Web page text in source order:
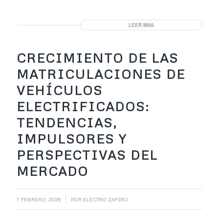
LEER MÁS
CRECIMIENTO DE LAS
MATRICULACIONES DE
VEHÍCULOS
ELECTRIFICADOS:
TENDENCIAS,
IMPULSORES Y
PERSPECTIVAS DEL
MERCADO
7 FEBRERO, 2026 POR ELECTRO ZAFIRO